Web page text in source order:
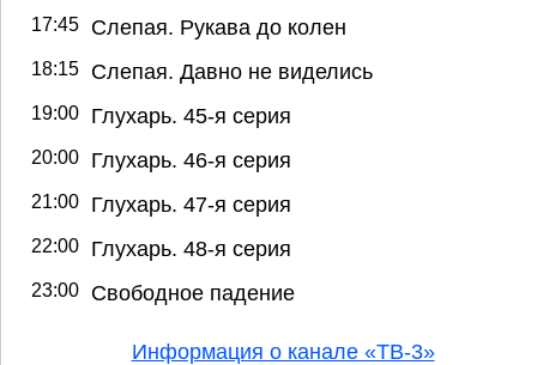
17:45 Слепая. Рукава до колен
18:15 Слепая. Давно не виделись
19:00 Глухарь. 45-я серия
20:00 Глухарь. 46-я серия
21:00 Глухарь. 47-я серия
22:00 Глухарь. 48-я серия
23:00 Свободное падение
Информация о канале «ТВ-3»